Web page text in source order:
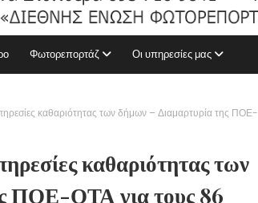
Φωτορεπορτάζ Οι υπηρεσίες μας
καθαριότητας των δήμων – Διαμαρτυρία της ΠΟΕ-
καθαριότητας των
ΠΟΕ-ΟΤΑ για τους 86